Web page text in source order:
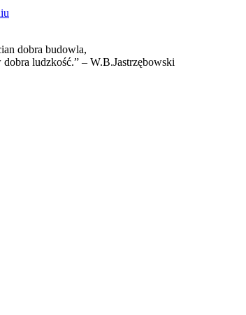
dobra budowla,
ludzkość.” – W.B.Jastrzębowski